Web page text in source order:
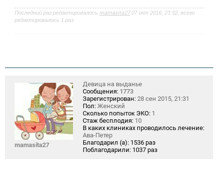
Последний раз редактировалось mamasita2707 окт 2016, 23:32, всего
редактировалось 1 раз.
mamasita27
Девица на выданье
Сообщения: 1773
Зарегистрирован: 28 сен 2015, 21:31
Пол: Женский
Сколько попыток ЭКО: 1
Стаж бесплодия: 10
В каких клиниках проводилось лечение:
Ава-Петер
Благодарил (а): 1536 раз
Поблагодарили: 1037 раз